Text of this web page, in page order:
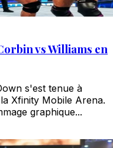
vs Williams en
s'est tenue à
Xfinity Mobile Arena.
graphique...